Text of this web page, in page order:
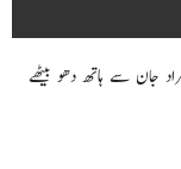
جان سے ہاتھ دھو بیٹھے